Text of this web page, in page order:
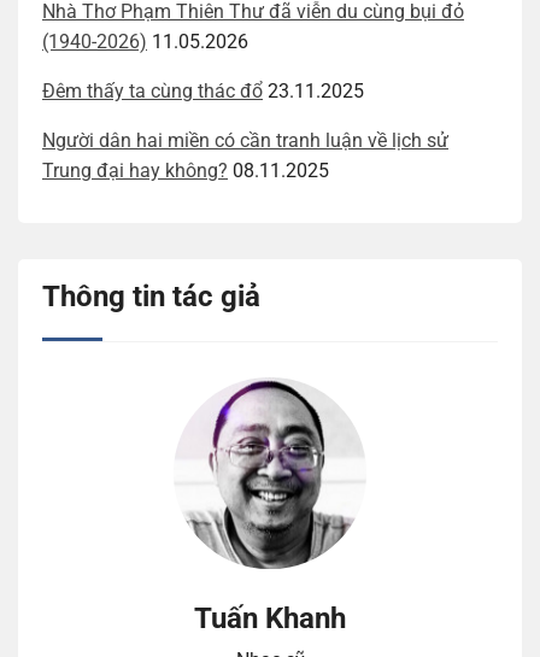
Nhà Thơ Phạm Thiên Thư đã viễn du cùng bụi đỏ
(1940-2026) 11.05.2026
Đêm thấy ta cùng thác đổ 23.11.2025
Người dân hai miền có cần tranh luận về lịch sử
Trung đại hay không? 08.11.2025
Thông tin tác giả
Tuấn Khanh